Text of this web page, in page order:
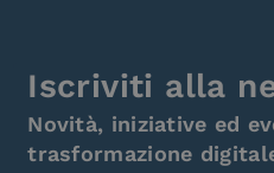
Iscriviti alla
Novità, iniziative ed
trasformazione